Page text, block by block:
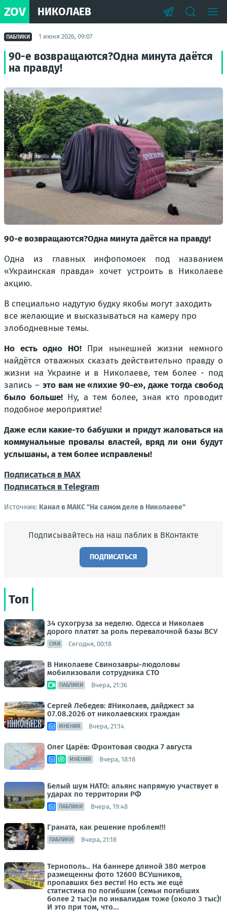
ZOV НИКОЛАЕВ
ПАБЛИКИ 1 июня 2026, 09:07
90-е возвращаются?Одна минута даётся
на правду!
90-е возвращаются?Одна минута даётся на правду!
Одна из главных инфопомоек под названием
«Украинская правда» хочет устроить в Николаеве
акцию.
В специально надутую будку якобы могут заходить
все желающие и высказываться на камеру про
злободневные темы.
Но есть одно НО!При нынешней жизни немного
найдётся отважных сказать действительно правду о
жизни на Украине и в Николаеве, тем более - под
запись – это вам не «лихие 90-е», даже тогда свобод
было больше! Ну, а тем более, зная кто проводит
подобное мероприятие!
Даже если какие-то бабушки и придут жаловаться на
коммунальные провалы властей, вряд ли они будут
услышаны, а тем более исправлены!
Подписаться в МАХ
Подписаться в Тelegram
Источник: Канал в МАКС "На самом деле в Николаеве"
Подписывайтесь на наш паблик в ВКонтакте
ПОДПИСАТЬСЯ
Топ
34 сухогруза за неделю. Одесса и Николаев
дорого платят за роль перевалочной базы ВСУ
СМИ Сегодня, 00:18
В Николаеве Свинозавры-людоловы
мобилизовали сотрудника СТО
ПАБЛИКИ Вчера, 21:36
Сергей Лебедев: #Николаев, дайджест за
07.08.2026 от николаевских граждан
МНЕНИЯ Вчера, 21:14
Олег Царёв: Фронтовая сводка 7 августа
МНЕНИЯ Вчера, 18:18
Белый шум НАТО: альянс напрямую участвует в
ударах по территории РФ
ПАБЛИКИ Вчера, 19:48
Граната, как решение проблем!!!
ПАБЛИКИ Вчера, 21:18
Тернополь.. На баннере длиной 380 метров
размещенны фото 12600 ВСУшников,
пропавших без вести! Но есть же ещё
статистика по погибшим (семьи погибших
более 2 тыс)и по инвалидам тоже (около 3 тыс)!
И это при том, что...